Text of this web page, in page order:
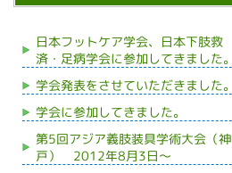
日本フットケア学会、日本下肢救
済・足病学会に参加してきました。
学会発表をさせていただきました。
学会に参加してきました。
第5回アジア義肢装具学術大会（神
戸） 2012年8月3日～